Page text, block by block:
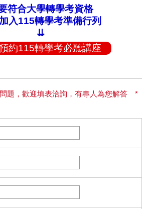
符合大學轉學考資格
入115轉學考準備行列
⇊
約115轉學考必聽講座
題，歡迎填表洽詢，有專人為您解答 *